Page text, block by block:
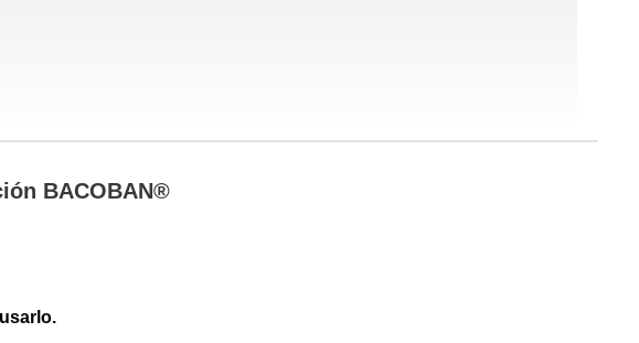
BACOBAN®